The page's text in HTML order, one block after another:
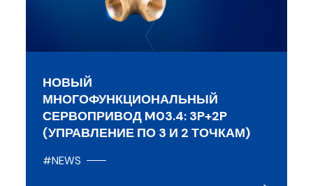
НОВЫЙ
МНОГОФУНКЦИОНАЛЬНЫЙ
СЕРВОПРИВОД M03.4: 3P+2P
(УПРАВЛЕНИЕ ПО 3 И 2 ТОЧКАМ)
#NEWS